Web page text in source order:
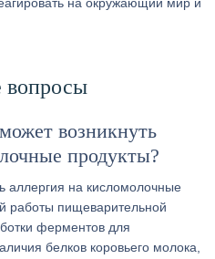
вопросы
возникнуть
продукты?
аллергия на кисломолочные
работы пищеварительной
ферментов для
белков коровьего молока,